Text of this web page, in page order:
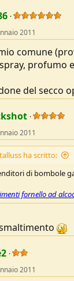
2011
comune
profumo
del secco
2011
ha scritto:
di bombole
fornello ad
2011